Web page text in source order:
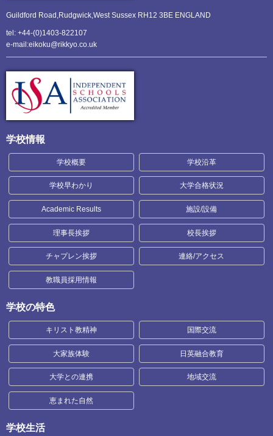
Guildford Road,Rudgwick,West Sussex RH12 3BE ENGLAND
tel: +44-(0)1403-822107
e-mail:eikoku@rikkyo.co.uk
学校情報
学校概要 学校沿革
学校早わかり 大学合格状況
Academic Results 施設/設備
理事長挨拶 校長挨拶
チャプレン挨拶 連絡/アクセス
教職員採用情報
学校の特色
キリスト教精神 国際交流
大家族体験 日英融合教育
大学との連携 地域交流
恵まれた自然
学校生活